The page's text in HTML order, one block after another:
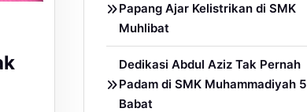
Papang Ajar Kelistrikan di SMK
Muhlibat
Dedikasi Abdul Aziz Tak Pernah
Padam di SMK Muhammadiyah 5
Babat